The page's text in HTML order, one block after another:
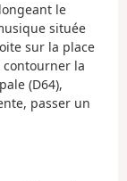
le
située
sur la place
la
(D64),
passer un